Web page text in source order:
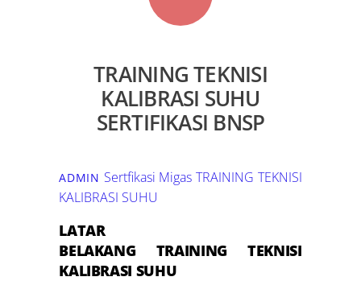
TRAINING TEKNISI
KALIBRASI SUHU
SERTIFIKASI BNSP
ADMIN Sertfikasi Migas TRAINING TEKNISI
KALIBRASI SUHU
LATAR
BELAKANG
TRAININGTEKNISI
KALIBRASI SUHU